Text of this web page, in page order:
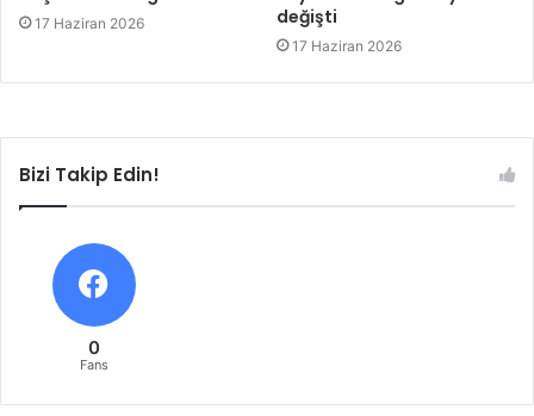
17 Haziran 2026
değişti
17 Haziran 2026
Bizi Takip Edin!
0
Fans